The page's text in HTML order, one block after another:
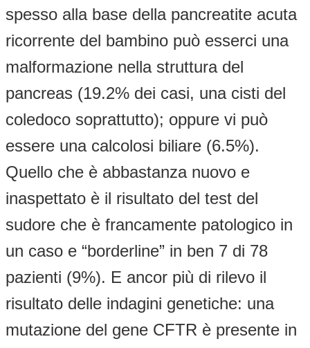
spesso alla base della pancreatite acuta
ricorrente del bambino può esserci una
malformazione nella struttura del
pancreas (19.2% dei casi, una cisti del
coledoco soprattutto); oppure vi può
essere una calcolosi biliare (6.5%).
Quello che è abbastanza nuovo e
inaspettato è il risultato del test del
sudore che è francamente patologico in
un caso e “borderline” in ben 7 di 78
pazienti (9%). E ancor più di rilevo il
risultato delle indagini genetiche: una
mutazione del gene CFTR è presente in